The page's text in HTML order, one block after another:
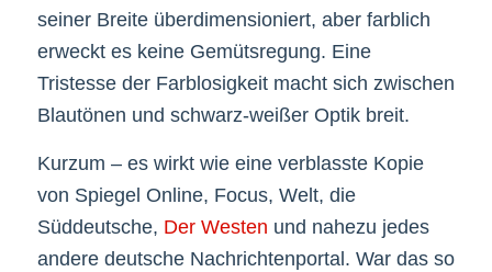
seiner Breite überdimensioniert, aber farblich
erweckt es keine Gemütsregung. Eine
Tristesse der Farblosigkeit macht sich zwischen
Blautönen und schwarz-weißer Optik breit.
Kurzum – es wirkt wie eine verblasste Kopie
von Spiegel Online, Focus, Welt, die
Süddeutsche, Der Westen und nahezu jedes
andere deutsche Nachrichtenportal. War das so